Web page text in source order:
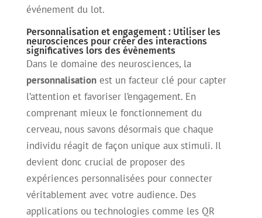
événement du lot.
Personnalisation et engagement : Utiliser les
neurosciences pour créer des interactions
significatives lors des évènements
Dans le domaine des neurosciences, la
personnalisationest un facteur clé pour capter
l’attention et favoriser l’engagement. En
comprenant mieux le fonctionnement du
cerveau, nous savons désormais que chaque
individu réagit de façon unique aux stimuli. Il
devient donc crucial de proposer des
expériences personnalisées pour connecter
véritablement avec votre audience. Des
applications ou technologies comme les QR